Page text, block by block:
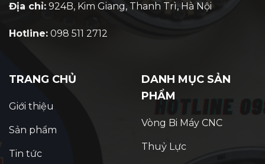
Địa chỉ: 924B, Kim Giang, Thanh Trì, Hà Nội
Hotline: 098 511 2712
TRANG CHỦ
Giới thiệu
Sản phẩm
Tin tức
DANH MỤC SẢN
PHẨM
Vòng Bi Máy CNC
Thuỷ Lực